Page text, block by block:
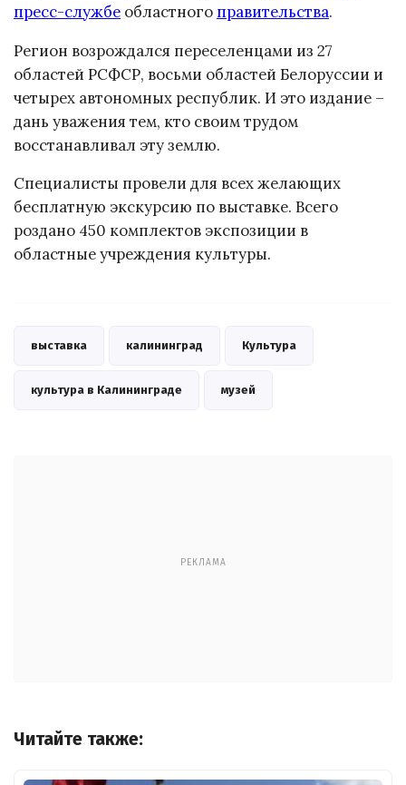
пресс-службе областного правительства.
Регион возрождался переселенцами из 27
областей РСФСР, восьми областей Белоруссии и
четырех автономных республик. И это издание –
дань уважения тем, кто своим трудом
восстанавливал эту землю.
Специалисты провели для всех желающих
бесплатную экскурсию по выставке. Всего
роздано 450 комплектов экспозиции в
областные учреждения культуры.
выставка калининград Культура
культура в Калининграде музей
РЕКЛАМА
Читайте также: